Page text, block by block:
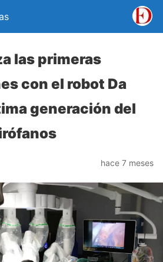
las primeras
con el robot Da
generación del
hace 7 meses